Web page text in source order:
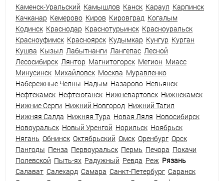
Каменск-Уральский Камышлов Канск Караул Карпинск
Качканар Кемерово Киров Кировград Когалым
Кодинск Краснодар Краснотурьинск Красноуральск
Красноуфимск Красноярск Кудымкар Кунгур Курган
Кушва Кызыл Лабытнанги Лангепас Лесной
Лесосибирск Лянтор Магнитогорск Мегион Миасс
Минусинск Михайловск Москва Муравленко
Набережные Челны Надым Назарово Невьянск
Нефтекамск Нефтеюганск Нижневартовск Нижнекамск
Нижние Серги Нижний Новгород Нижний Тагил
Нижняя Салда Нижняя Тура Новая Ляля Новосибирск
Новоуральск Новый Уренгой Норильск Ноябрьск
Нягань Обнинск Октябрьский Омск Оренбург Орск
Пангоды Пенза Первоуральск Пермь Печора Покачи
Полевской Пыть-ях Радужный Ревда Реж Рязань
Салават Салехард Самара Санкт-Петербург Саранск